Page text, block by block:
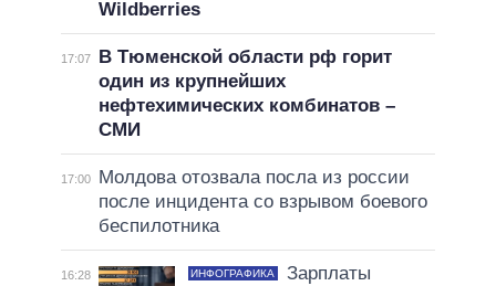
Wildberries
17:07
В Тюменской области рф горит
один из крупнейших
нефтехимических комбинатов –
СМИ
17:00
Молдова отозвала посла из россии
после инцидента со взрывом боевого
беспилотника
16:28 ИНФОГРАФИКА
Зарплаты